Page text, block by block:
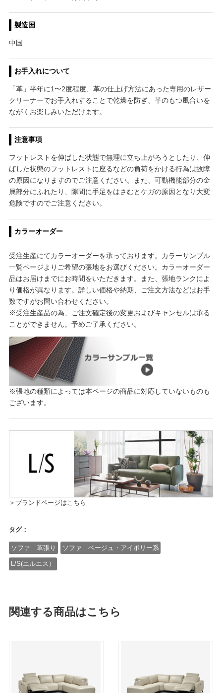
製造国
中国
お手入れについて
「革」半年に1〜2度程度、革の仕上げ方法にあった専用のレザー
クリーナーでお手入れすることで乾燥を防ぎ、革のもつ風合いを
ながくお楽しみいただけます。
注意事項
フットレストを伸ばした状態で無理に立ち上がろうとしたり、伸
ばした状態のフットレストに座るなどの負荷をかける行為は故障
の原因になりますのでご注意ください。また、可動機能部分の金
属部分にふれたり、隙間に手足をはさむとケガの原因となり大変
危険ですのでご注意ください。
カラーオーダー
受注生産にてカラーオーダーを承っております。カラーサンプル
一覧ページよりご希望の張地をお選びください。カラーオーダー
品はお届けまでにお時間をいただきます。また、張地ランクによ
り価格が異なります。詳しい価格や納期、ご注文方法などはお手
数ですがお問い合わせください。
※受注生産品の為、ご注文確定後の変更およびキャンセルは承る
ことができません。予めご了承ください。
※張地の種類によっては本ページの商品に対応していないものも
ございます。
＞ブランドページはこちら
タグ：
ソファ 革張り ソファ ベージュ・アイボリー系
L/S(エルエス）
関連する商品はこちら